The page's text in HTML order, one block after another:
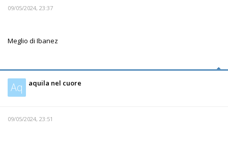
09/05/2024, 23:37
Meglio di Ibanez
Aq aquila nel cuore
09/05/2024, 23:51